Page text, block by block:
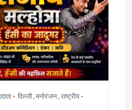
दिल्ली,मनोरंजन,राष्ट्रीय